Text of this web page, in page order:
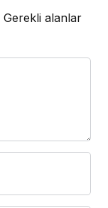
Gerekli alanlar